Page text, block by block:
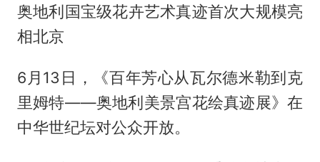
奥地利国宝级花卉艺术真迹首次大规模亮
相北京
6月13日，《百年芳心从瓦尔德米勒到克
里姆特——奥地利美景宫花绘真迹展》在
中华世纪坛对公众开放。